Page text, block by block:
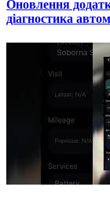
Оновлення
діагностика